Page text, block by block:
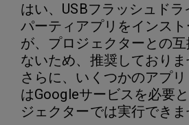
はい、USBフラッシュド
パーティアプリをインス
が、プロジェクターとの
ないため、推奨しておりま
さらに、いくつかのアプリ
はGoogleサービスを必要
ジェクターでは実行できま